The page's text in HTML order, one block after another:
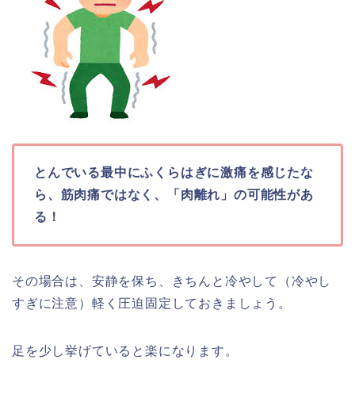
とんでいる最中にふくらはぎに激痛を感じたな
ら、筋肉痛ではなく、「肉離れ」の可能性があ
る！
その場合は、安静を保ち、きちんと冷やして（冷やし
すぎに注意）軽く圧迫固定しておきましょう。
足を少し挙げていると楽になります。